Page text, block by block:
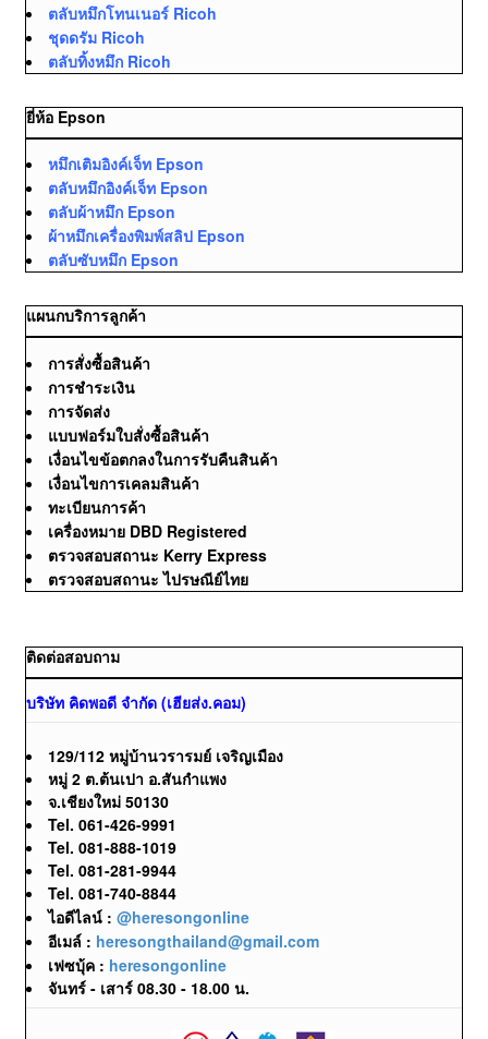
ตลับหมึกโทนเนอร์ Ricoh
ชุดดรัม Ricoh
ตลับทิ้งหมึก Ricoh
ยี่ห้อ Epson
หมึกเติมอิงค์เจ็ท Epson
ตลับหมึกอิงค์เจ็ท Epson
ตลับผ้าหมึก Epson
ผ้าหมึกเครื่องพิมพ์สลิป Epson
ตลับซับหมึก Epson
แผนกบริการลูกค้า
การสั่งซื้อสินค้า
การชำระเงิน
การจัดส่ง
แบบฟอร์มใบสั่งซื้อสินค้า
เงื่อนไขข้อตกลงในการรับคืนสินค้า
เงื่อนไขการเคลมสินค้า
ทะเบียนการค้า
เครื่องหมาย DBD Registered
ตรวจสอบสถานะ Kerry Express
ตรวจสอบสถานะ ไปรษณีย์ไทย
ติดต่อสอบถาม
บริษัท คิดพอดี จำกัด (เฮียส่ง.คอม)
129/112 หมู่บ้านวรารมย์ เจริญเมือง
หมู่ 2 ต.ต้นเปา อ.สันกำแพง
จ.เชียงใหม่ 50130
Tel. 061-426-9991
Tel. 081-888-1019
Tel. 081-281-9944
Tel. 081-740-8844
ไอดีไลน์ : @heresongonline
อีเมล์ : heresongthailand@gmail.com
เฟซบุ้ค : heresongonline
จันทร์ - เสาร์ 08.30 - 18.00 น.